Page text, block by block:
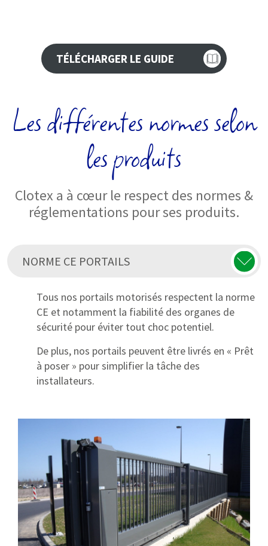
TÉLÉCHARGER LE GUIDE
Les différentes normes selon
les produits
Clotex a à cœur le respect des normes &
réglementations pour ses produits.
NORME CE PORTAILS
Tous nos portails motorisés respectent la norme
CE et notamment la fiabilité des organes de
sécurité pour éviter tout choc potentiel.
De plus, nos portails peuvent être livrés en « Prêt
à poser » pour simplifier la tâche des
installateurs.